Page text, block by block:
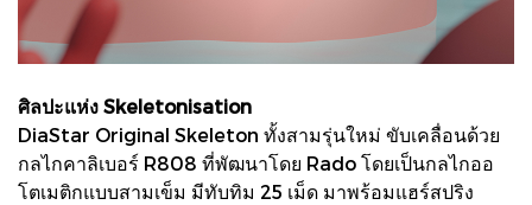
ศิลปะแห่ง Skeletonisation
DiaStar Original Skeleton ทั้งสามรุ่นใหม่ ขับเคลื่อนด้วย
กลไกคาลิเบอร์ R808 ที่พัฒนาโดย Rado โดยเป็นกลไกออ
โตเมติกแบบสามเข็ม มีทับทิม 25 เม็ด มาพร้อมแฮร์สปริง